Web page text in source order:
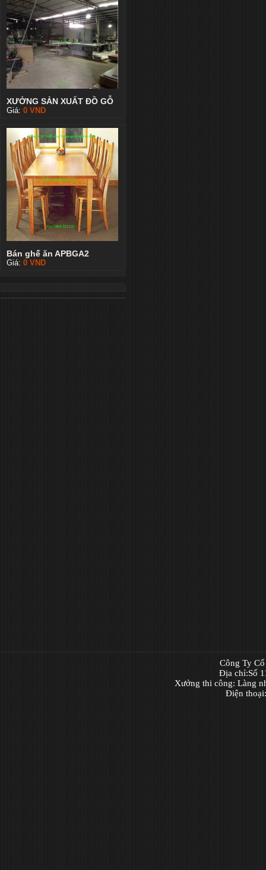
XƯỞNG SẢN XUẤT ĐỒ GỖ
Giá: 0 VND
Bán ghế ăn APBGA2
Giá: 0 VND
Công Ty
Địa chỉ:Số
Xưởng thi công: Làng
Điện